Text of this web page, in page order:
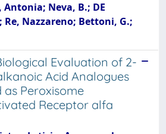
Neva, B.; DE
Re, Nazzareno; Bettoni, G.;
Evaluation of 2-
Acid Analogues
Peroxisome
Receptor alfa